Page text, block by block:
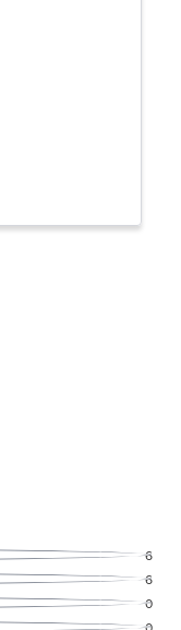
6
6
0